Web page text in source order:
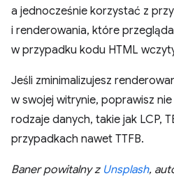
a jednocześnie korzystać z
i renderowania, które
w przypadku kodu HTML
Jeśli zminimalizujesz
w swojej witrynie, poprawisz
rodzaje danych, takie jak LCP,
przypadkach nawet TTFB.
Baner powitalny z Unsplash,